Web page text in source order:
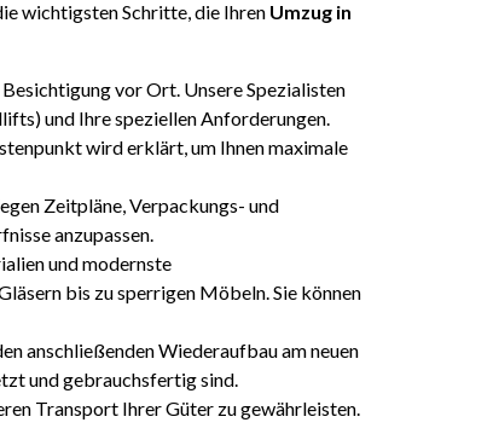
wichtigsten Schritte, die Ihren Umzug in
vor Ort. Unsere Spezialisten
und Ihre speziellen Anforderungen.
wird erklärt, um Ihnen maximale
Zeitpläne, Verpackungs- und
anzupassen.
und modernste
bis zu sperrigen Möbeln. Sie können
anschließenden Wiederaufbau am neuen
und gebrauchsfertig sind.
Transport Ihrer Güter zu gewährleisten.